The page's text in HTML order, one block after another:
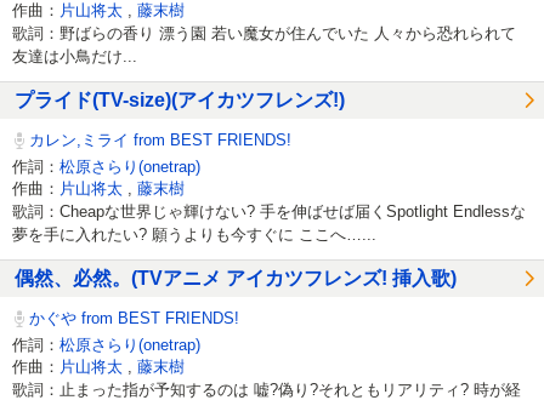
作曲： 片山将太 藤末樹
歌詞：野ばらの香り 漂う園 若い魔女が住んでいた 人々から恐れられて
友達は小鳥だけ...
プライド(TV-size)(アイカツフレンズ!)
カレン,ミライ from BEST FRIENDS!
作詞： 松原さらり(onetrap)
作曲： 片山将太 藤末樹
歌詞：Cheapな世界じゃ輝けない? 手を伸ばせば届くSpotlight Endlessな
夢を手に入れたい? 願うよりも今すぐに ここへ…...
偶然、必然。(TVアニメ アイカツフレンズ! 挿入歌)
かぐや from BEST FRIENDS!
作詞： 松原さらり(onetrap)
作曲： 片山将太 藤末樹
歌詞：止まった指が予知するのは 嘘?偽り?それともリアリティ? 時が経